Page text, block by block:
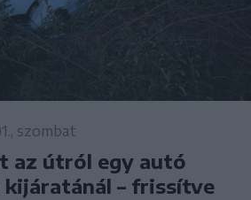
szombat
az útról egy autó
kijáratánál – frissítve